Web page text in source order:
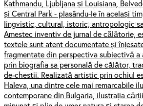
Kathmandu, Ljubljana și Louisiana,
și Central Park - plasându-le în același
lingvistic, cultural, istoric, antropologic
Amestec inventiv de jurnal de călătorie,
textele sunt atent documentate și
fragmentate din perspectiva subiectivă a
prin biografia sa personală de călător,
de-chestii. Realizată artistic prin ochiul
Haleva, una dintre cele mai remarcabile
contemporane din Bulgaria, ilustrația